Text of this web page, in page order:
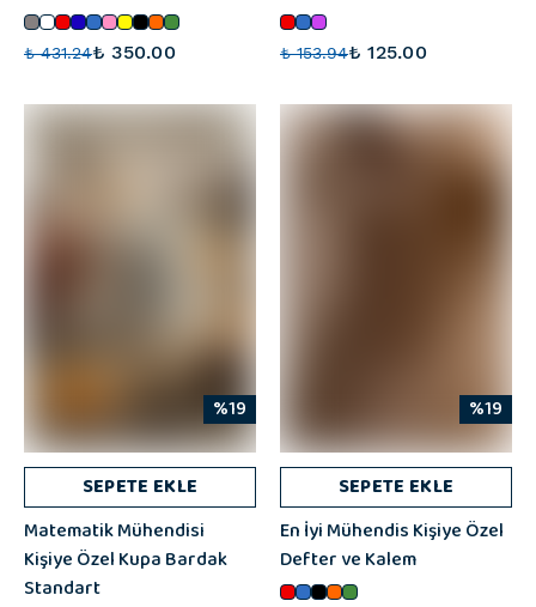
₺ 431.24₺ 350.00 ₺ 153.94₺ 125.00
%19
SEPETE EKLE
Matematik Mühendisi
Kişiye Özel Kupa Bardak
Standart
%19
SEPETE EKLE
En İyi Mühendis Kişiye Özel
Defter ve Kalem